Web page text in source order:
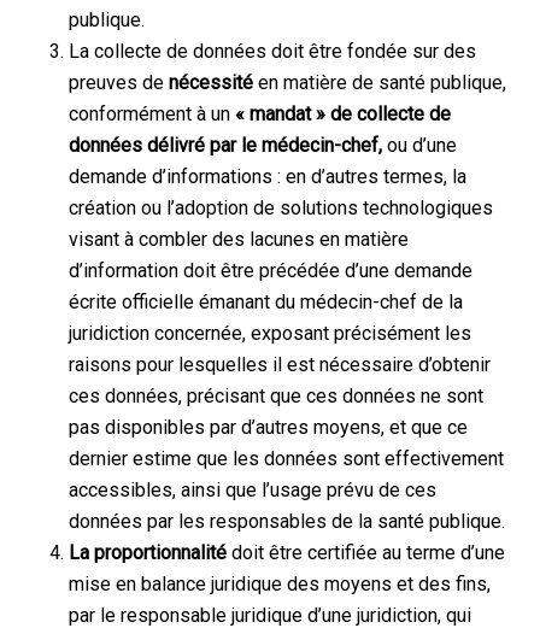
publique.
La collecte de données doit être fondée sur des
preuves de nécessitéen matière de santé publique,
conformément à un « mandat » de collecte de
données délivré par le médecin-chef,ou d’une
demande d’informations : en d’autres termes, la
création ou l’adoption de solutions technologiques
visant à combler des lacunes en matière
d’information doit être précédée d’une demande
écrite officielle émanant du médecin-chef de la
juridiction concernée, exposant précisément les
raisons pour lesquelles il est nécessaire d’obtenir
ces données, précisant que ces données ne sont
pas disponibles par d’autres moyens, et que ce
dernier estime que les données sont effectivement
accessibles, ainsi que l’usage prévu de ces
données par les responsables de la santé publique.
La proportionnalitédoit être certifiée au terme d’une
mise en balance juridique des moyens et des fins,
par le responsable juridique d’une juridiction, qui